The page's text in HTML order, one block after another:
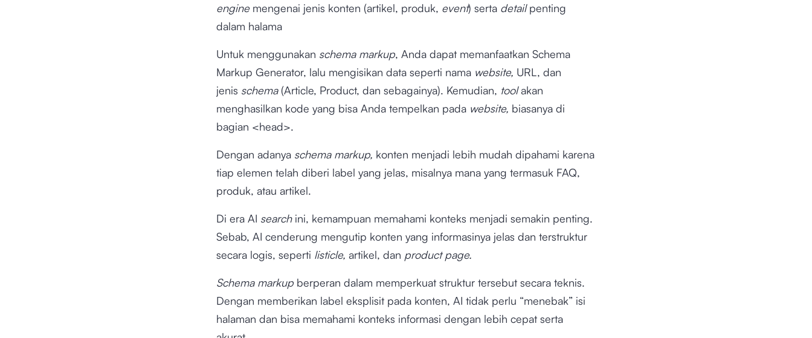
engine mengenai jenis konten (artikel, produk, event) serta detailpenting
dalam halama
Untuk menggunakan schema markup, Anda dapat memanfaatkan Schema
Markup Generator, lalu mengisikan data seperti nama website, URL, dan
jenis schema (Article, Product, dan sebagainya). Kemudian, toolakan
menghasilkan kode yang bisa Anda tempelkan pada website, biasanya di
bagian <head>.
Dengan adanya schema markup, konten menjadi lebih mudah dipahami karena
tiap elemen telah diberi label yang jelas, misalnya mana yang termasuk FAQ,
produk, atau artikel.
Di era AI search ini, kemampuan memahami konteks menjadi semakin penting.
Sebab, AI cenderung mengutip konten yang informasinya jelas dan terstruktur
secara logis, seperti listicle, artikel, dan product page.
Schema markup berperan dalam memperkuat struktur tersebut secara teknis.
Dengan memberikan label eksplisit pada konten, AI tidak perlu “menebak” isi
halaman dan bisa memahami konteks informasi dengan lebih cepat serta